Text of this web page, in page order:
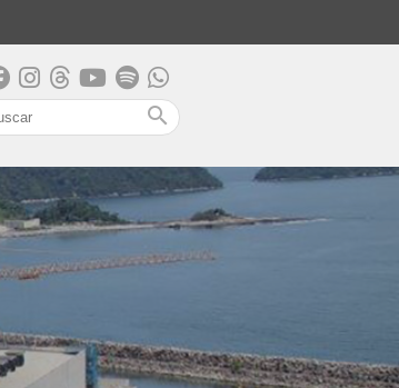
search